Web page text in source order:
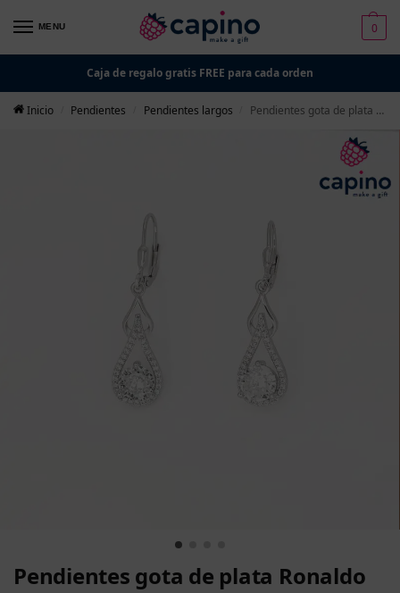
MENU 0
Caja de regalo gratis FREE para cada orden
Inicio Pendientes Pendientes largos Pendientes gota de plata Ronaldo
Pendientes gota de plata Ronaldo